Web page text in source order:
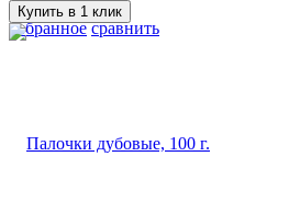
избранное сравнить